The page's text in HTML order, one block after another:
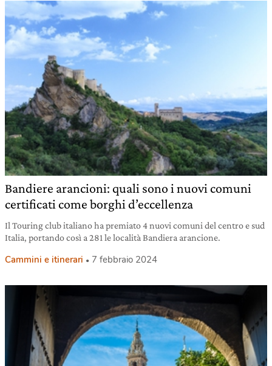
Bandiere arancioni: quali sono i nuovi comuni
certificati come borghi d’eccellenza
Il Touring club italiano ha premiato 4 nuovi comuni del centro e sud
Italia, portando così a 281 le località Bandiera arancione.
Cammini e itinerari 7 febbraio 2024